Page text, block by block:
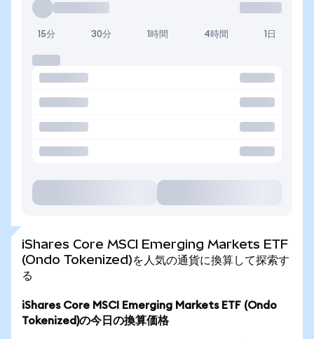
15分 30分 1時間 4時間 1日
iShares Core MSCI Emerging Markets ETF
(Ondo Tokenized)を人気の通貨に換算して探索す
る
iShares Core MSCI Emerging Markets ETF (Ondo
Tokenized)の今日の換算価格